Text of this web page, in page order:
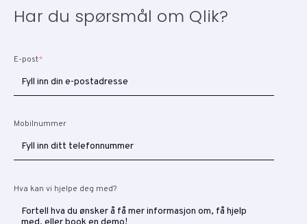
Har du spørsmål om Qlik?
E-post*
Mobilnummer
Hva kan vi hjelpe deg med?